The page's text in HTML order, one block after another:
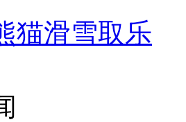
猫滑雪取乐